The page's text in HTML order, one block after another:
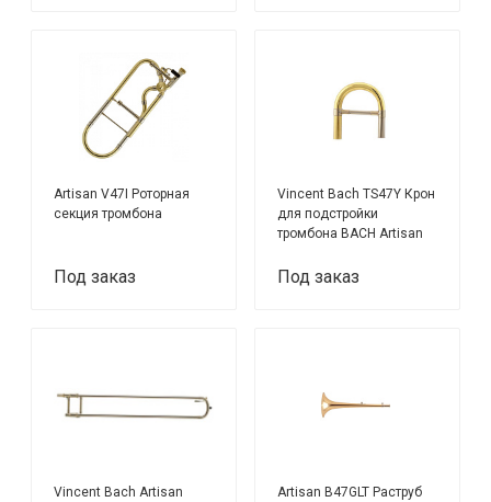
Artisan V47I Роторная
секция тромбона
Под заказ
Vincent Bach TS47Y Крон
для подстройки
тромбона BACH Artisan
Под заказ
Vincent Bach Artisan
Artisan B47GLT Раструб